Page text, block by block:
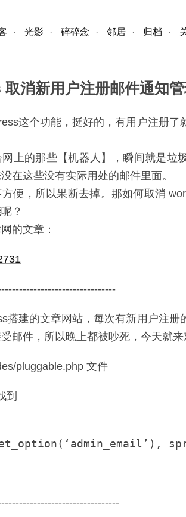
· 光影 · 碎碎念 · 邻居 · 归档 ·
消新用户注册邮件通知管
这个功能，挺好的，有用户注册了
上的那些【机器人】，瞬间就是垃
在这些没有实际用处的邮件里面。
便，所以果断去掉。那如何取消
？
的文章：
搭建的文章网站，每次有新用户注册
邮件，所以晚上都被吵死，今天就来
pluggable.php 文件
到